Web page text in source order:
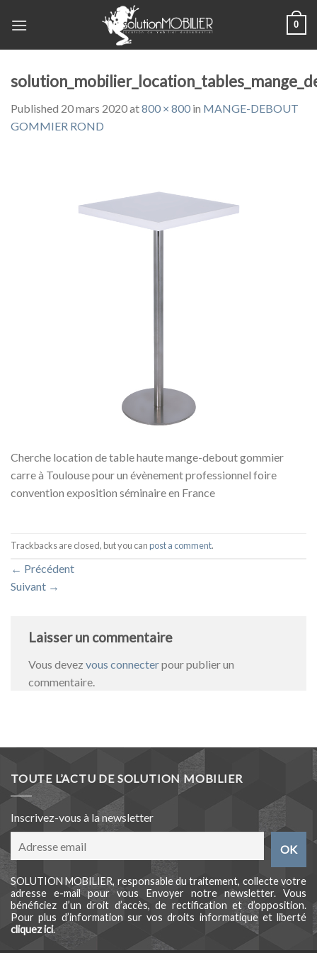
0
Published 20 mars 2020at800 × 800 in MANGE-DEBOUT
GOMMIER ROND
Cherche location de table haute mange-debout gommier
carre à Toulouse pour un évènement professionnel foire
convention exposition séminaire en France
Trackbacks are closed, but you canpost a comment.
← Précédent
Suivant →
Laisser un commentaire
Vous devez vous connecterpour publier un
commentaire.
TOUTE L’ACTU DE SOLUTION MOBILIER
Inscrivez-vous à la newsletter
SOLUTION MOBILIER, responsable du traitement, collecte votre
adresse e-mail pour vous Envoyer notre newsletter. Vous
bénéficiez d’un droit d’accès, de rectification et d’opposition.
Pour plus d’information sur vos droits informatique et liberté
cliquez ici.